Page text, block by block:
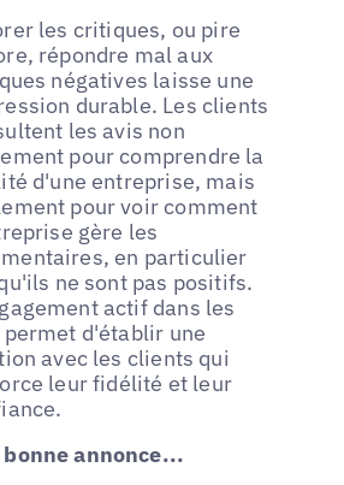
les critiques, ou pire
répondre mal aux
négatives laisse une
durable. Les clients
les avis non
pour comprendre la
d'une entreprise, mais
pour voir comment
gère les
en particulier
ne sont pas positifs.
actif dans les
permet d'établir une
avec les clients qui
leur fidélité et leur
bonne annonce...